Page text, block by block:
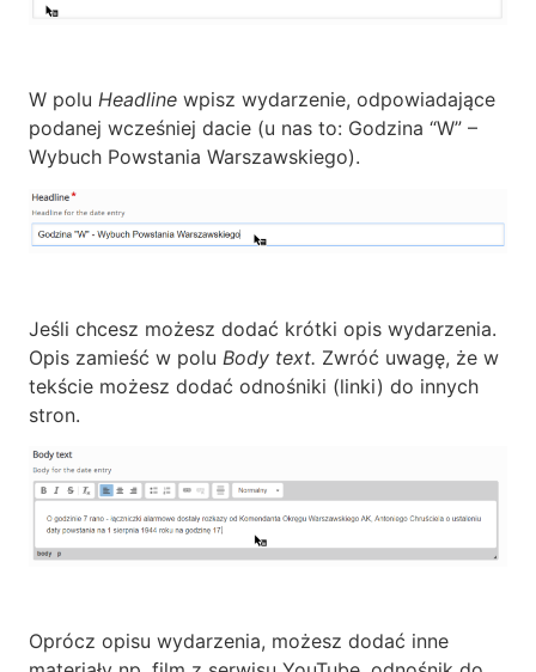
W polu Headline wpisz wydarzenie, odpowiadające
podanej wcześniej dacie (u nas to: Godzina “W” –
Wybuch Powstania Warszawskiego).
Jeśli chcesz możesz dodać krótki opis wydarzenia.
Opis zamieść w polu Body text. Zwróć uwagę, że w
tekście możesz dodać odnośniki (linki) do innych
stron.
Oprócz opisu wydarzenia, możesz dodać inne